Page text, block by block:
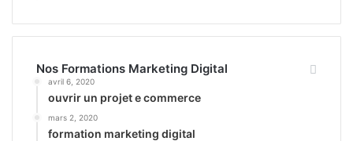
Nos Formations Marketing Digital
avril 6, 2020
ouvrir un projet e commerce
mars 2, 2020
formation marketing digital